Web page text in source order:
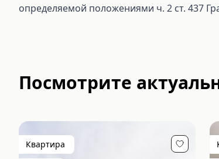
определяемой положениями ч. 2 ст. 437
Посмотрите
Квартира